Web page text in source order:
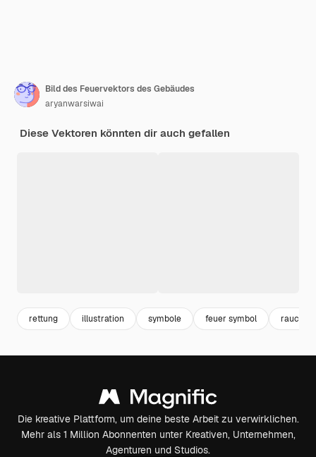
Bild des Feuervektors des Gebäudes
aryanwarsiwai
Diese Vektoren könnten dir auch gefallen
rettung illustration symbole feuer symbol rauch
Die kreative Plattform, um deine beste Arbeit zu verwirklichen.
Mehr als 1 Million Abonnenten unter Kreativen, Unternehmen,
Agenturen und Studios.